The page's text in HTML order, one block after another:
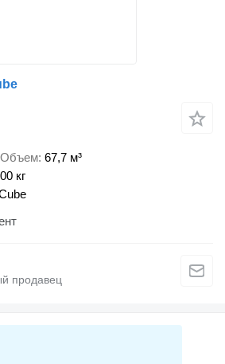
Объем 67,7 м³
кг